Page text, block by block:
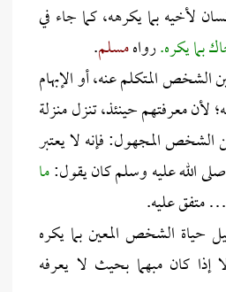
لأخيه بما يكرهه، كما جاء في
بما يكره.رواهمسلم.
الشخص المتكلم عنه، أو الإبهام
لأن معرفتهم حينئذ، تنزل منزلة
الشخص المجهول: فإنه لا يعتبر
الله عليه وسلم كان يقول:ما
… متفق عليه.
حياة الشخص المعين بما يكره
إذا كان مبهما بحيث لا يعرفه